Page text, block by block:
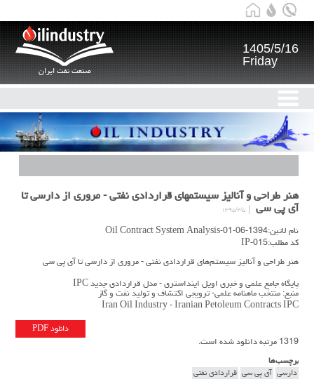
صنعت نفت ایران
1405/5/16
Friday
هنر طراحی و آنالیز سیستمهای قراردادی نفتی - مروری از دارسی تا
آی پی سی
۱۳۹۵/۲/۵
نام لاتین:1394-06-01-Oil Contract System Analysis
کد مطلب:IP-015
هنر طراحی و آنالیز سیستم‌های قراردادی نفتی - مروری از دارسی تا آی پی سی
پایگاه جامع علمی و خبری اویل اینداستری - مدل قراردادی جدید IPC
منبع: منتخب ماهنامه علمی- ترویجی اکتشاف و تولید نفت و گاز
Iran Oil Industry - Iranian Petoleum Contracts IPC
دانلود PDF
1319 مرتبه دانلود شده است.
برچسب‌ها
دارسی آی پی سی قراردادی نفتی